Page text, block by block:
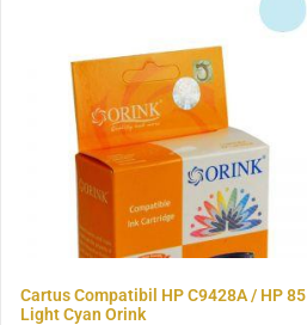
Cartus Compatibil HP C9428A / HP 85
Light Cyan Orink